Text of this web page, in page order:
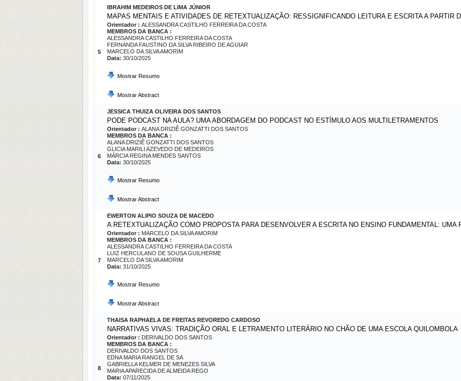
5
IBRAHIM MEDEIROS DE LIMA JÚNIOR
MAPAS MENTAIS E ATIVIDADES DE RETEXTUALIZAÇÃO: RESSIGNIFICANDO LEITURA E ESCRITA A PARTIR
Orientador : ALESSANDRA CASTILHO FERREIRA DA COSTA
MEMBROS DA BANCA :
ALESSANDRA CASTILHO FERREIRA DA COSTA
FERNANDA FAUSTINO DA SILVA RIBEIRO DE AGUIAR
MARCELO DA SILVA AMORIM
Data: 30/10/2025
Mostrar Resumo
Mostrar Abstract
6
JESSICA THUIZA OLIVEIRA DOS SANTOS
PODE PODCAST NA AULA? UMA ABORDAGEM DO PODCAST NO ESTÍMULO AOS MULTILETRAMENTOS
Orientador : ALANA DRIZIÊ GONZATTI DOS SANTOS
MEMBROS DA BANCA :
ALANA DRIZIÊ GONZATTI DOS SANTOS
GLICIA MARILI AZEVEDO DE MEDEIROS
MÁRCIA REGINA MENDES SANTOS
Data: 30/10/2025
Mostrar Resumo
Mostrar Abstract
7
EWERTON ALIPIO SOUZA DE MACEDO
A RETEXTUALIZAÇÃO COMO PROPOSTA PARA DESENVOLVER A ESCRITA NO ENSINO FUNDAMENTAL: UMA
Orientador : MARCELO DA SILVA AMORIM
MEMBROS DA BANCA :
ALESSANDRA CASTILHO FERREIRA DA COSTA
LUIZ HERCULANO DE SOUSA GUILHERME
MARCELO DA SILVA AMORIM
Data: 31/10/2025
Mostrar Resumo
Mostrar Abstract
8
THAISA RAPHAELA DE FREITAS REVOREDO CARDOSO
NARRATIVAS VIVAS: TRADIÇÃO ORAL E LETRAMENTO LITERÁRIO NO CHÃO DE UMA ESCOLA QUILOMBOLA
Orientador : DERIVALDO DOS SANTOS
MEMBROS DA BANCA :
DERIVALDO DOS SANTOS
EDNA MARIA RANGEL DE SA
GABRIELLA KELMER DE MENEZES SILVA
MARIA APARECIDA DE ALMEIDA REGO
Data: 07/11/2025